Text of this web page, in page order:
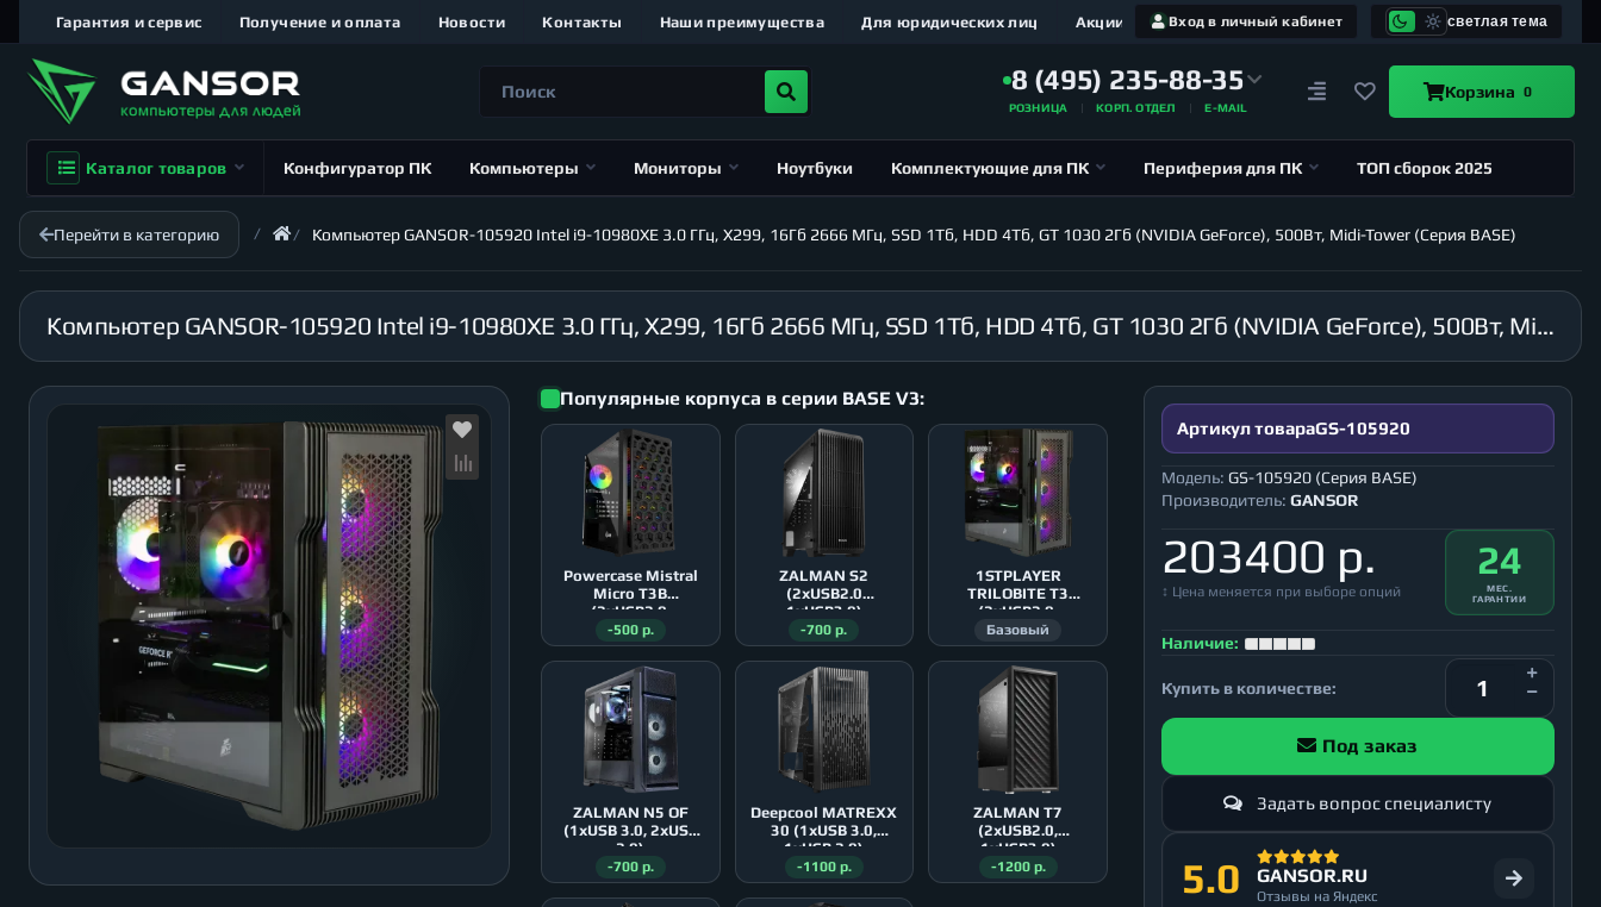
Вход в личный кабинет светлая тема
Гарантия и сервис Получение и оплата Новости Контакты Наши преимущества Для юридических лиц Акции
8 (495) 235-88-35
РОЗНИЦА КОРП. ОТДЕЛ E-MAIL
Корзина 0
Каталог товаров Конфигуратор ПК Компьютеры Мониторы Ноутбуки Комплектующие для ПК Периферия для ПК ТОП сборок 2025
Перейти в категорию Компьютер GANSOR-105920 Intel i9-10980XE 3.0 ГГц, X299, 16Гб 2666 МГц, SSD 1Тб, HDD 4Тб, GT 1030 2Гб (NVIDIA GeForce), 500Вт, Midi-Tower (Серия BASE)
Компьютер GANSOR-105920 Intel i9-10980XE 3.0 ГГц, X299, 16Гб 2666 МГц, SSD 1Тб, HDD 4Тб, GT 1030 2Гб (NVIDIA GeForce), 500Вт, Midi-Tower (Серия BASE)
Популярные корпуса в серии BASE V3:
Powercase Mistral
Micro T3B
(2xUSB2.0,
1xUSB3.0)
-500 р.
ZALMAN S2
(2xUSB2.0
1xUSB3.0)
-700 р.
1STPLAYER
TRILOBITE T3
(2xUSB2.0,
1xUSB3.0)
Базовый
ZALMAN N5 OF
(1xUSB 3.0, 2xUSB
2.0)
-700 р.
Deepcool MATREXX
30 (1xUSB 3.0,
1xUSB 2.0)
-1100 р.
ZALMAN T7
(2xUSB2.0,
1xUSB3.0)
-1200 р.
Артикул товараGS-105920
Модель: GS-105920 (Серия BASE)
Производитель: GANSOR
203400 р.
↕ Цена меняется при выборе опций
24
МЕС.
ГАРАНТИИ
Наличие:
Купить в количестве:
Под заказ
Задать вопрос специалисту
5.0 GANSOR.RU
Отзывы на Яндекс